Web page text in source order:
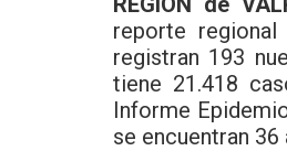
o
o
k
A
p
p
reporte
registran 193
tiene 21.418
Informe
se encuentran